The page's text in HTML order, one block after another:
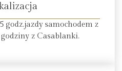
godz.jazdy samochodem z
z Casablanki.